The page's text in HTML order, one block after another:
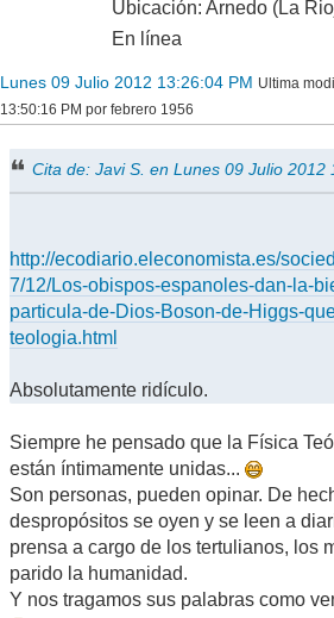
Ubicación: Arnedo (La
En línea
Lunes 09 Julio 2012 13:26:04 PM Ultima
13:50:16 PM por febrero 1956
Cita de: Javi S. en Lunes 09 Julio 2012
http://ecodiario.eleconomista.es/
7/12/Los-obispos-espanoles-dan-la-
particula-de-Dios-Boson-de-Higgs-
teologia.html
Absolutamente ridículo.
Siempre he pensado que la Física
están íntimamente unidas...
Son personas, pueden opinar. De
despropósitos se oyen y se leen a
prensa a cargo de los tertulianos, los
parido la humanidad.
Y nos tragamos sus palabras como